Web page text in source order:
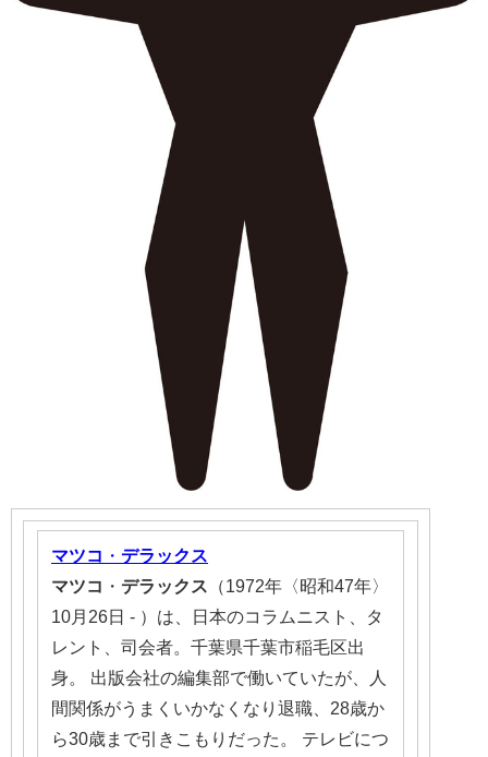
マツコ ・ デラックス
マツコ ・ デラックス （1972年〈昭和47年〉
10月26日 - ）は、日本のコラムニスト、タ
レント、司会者。千葉県千葉市稲毛区出
身。 出版会社の編集部で働いていたが、人
間関係がうまくいかなくなり退職、28歳か
ら30歳まで引きこもりだった。 テレビにつ